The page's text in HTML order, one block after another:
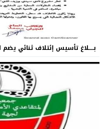
بـــــلاغ تأسيس إئتلاف ثنائي